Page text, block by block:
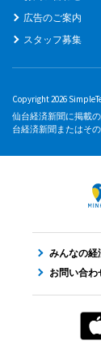
広告のご案内
スタッフ募集
Copyright 2026
仙台経済新聞に掲載
台経済新聞またはそ
みんなの経
お問い合わ